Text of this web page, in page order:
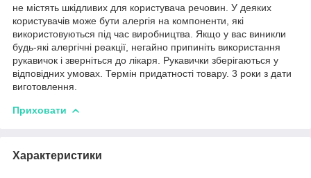
не містять шкідливих для користувача речовин. У деяких
користувачів може бути алергія на компоненти, які
використовуються під час виробництва. Якщо у вас виникли
будь-які алергічні реакції, негайно припиніть використання
рукавичок і зверніться до лікаря. Рукавички зберігаються у
відповідних умовах. Термін придатності товару. 3 роки з дати
виготовлення.
Приховати
Характеристики